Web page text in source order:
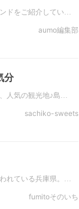
ドをご紹介してい…
aumo編集部
分
人気の観光地♪島…
sachiko-sweets
れている兵庫県。…
fumitoそのいち